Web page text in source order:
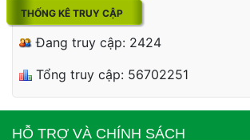
THỐNG KÊ TRUY CẬP
Đang truy cập: 2424
Tổng truy cập: 56702251
HỖ TRỢ VÀ CHÍNH SÁCH